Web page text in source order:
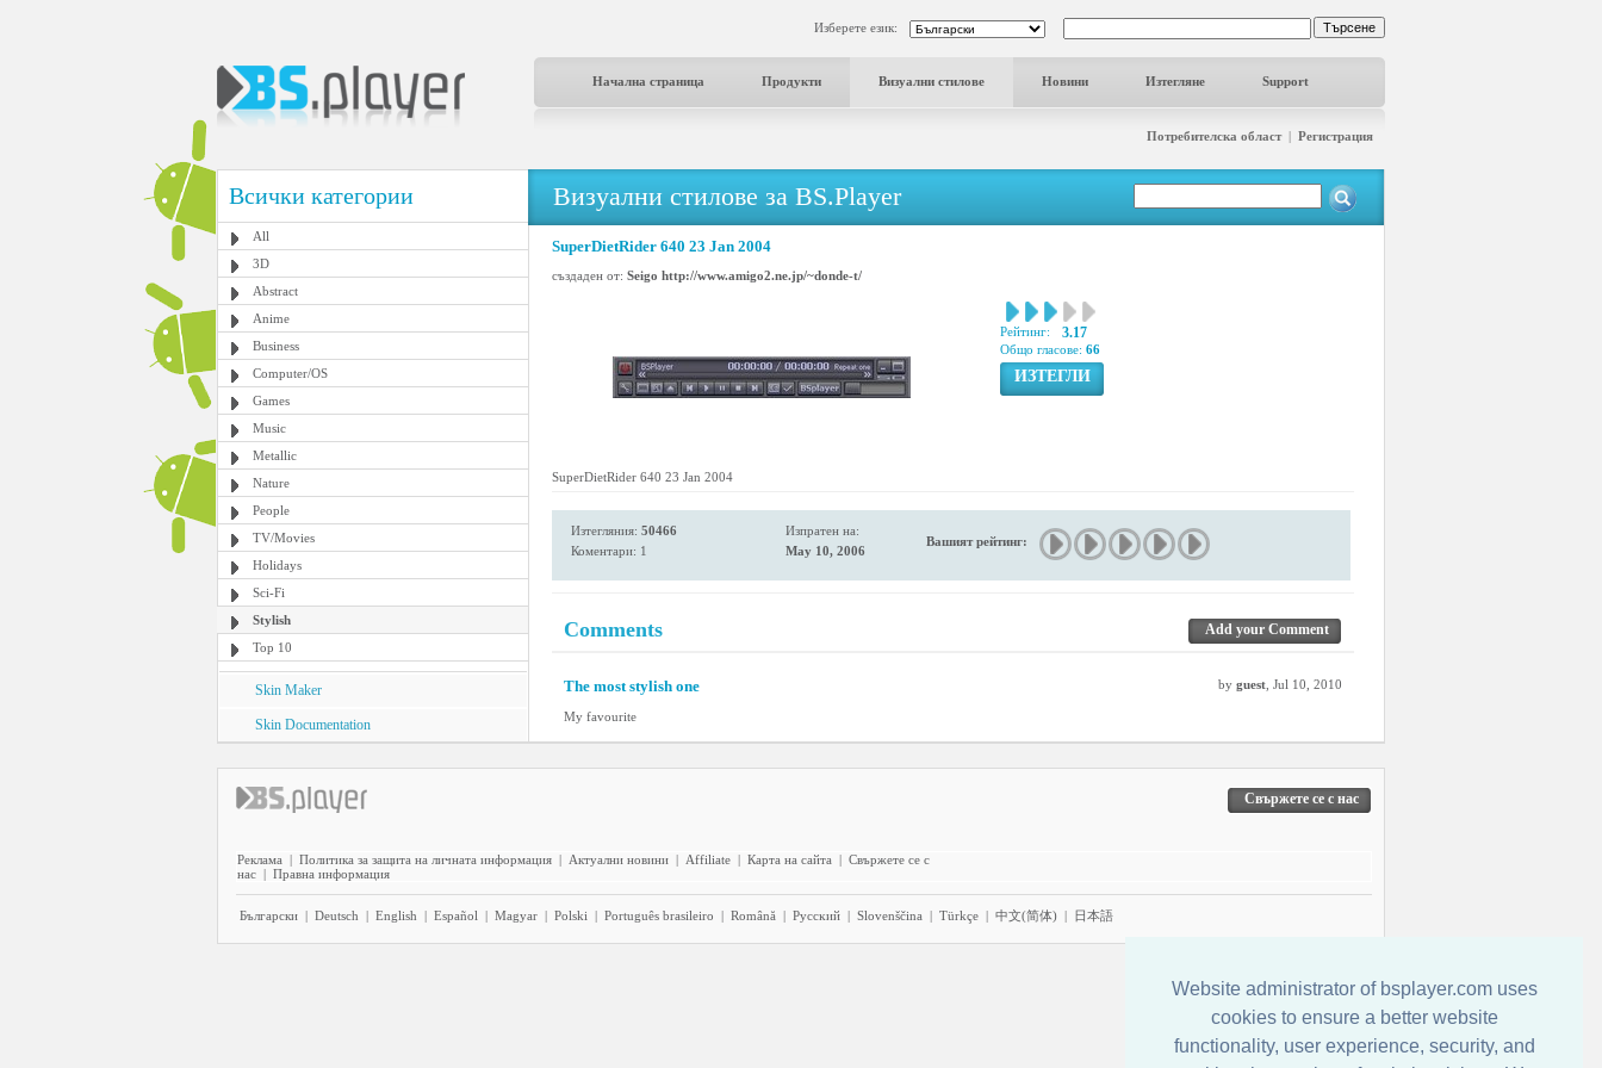
Website administrator of bsplayer.com uses
cookies to ensure a better website
functionality, user experience, security, and
Изберете език:
Начална страница Продукти Визуални стилове Новини Изтегляне Support
Потребителска област| Регистрация
Всички категории
All
3D
Abstract
Anime
Business
Computer/OS
Games
Music
Metallic
Nature
People
TV/Movies
Holidays
Sci-Fi
Stylish
Top 10
Skin Maker
Skin Documentation
Визуални стилове за BS.Player
SuperDietRider 640 23 Jan 2004
създаден от: Seigo http://www.amigo2.ne.jp/~donde-t/
Рейтинг: 3.17
Общо гласове: 66
ИЗТЕГЛИ
SuperDietRider 640 23 Jan 2004
Изтегляния: 50466
Коментари: 1
Изпратен на:
May 10, 2006
Вашият рейтинг:
Comments Add your Comment
The most stylish one by guest , Jul 10, 2010
My favourite
Свържете се с нас
Реклама | Политика за защита на личната информация | Актуални новини | Affiliate | Карта на сайта | Свържете се с
нас | Правна информация
Български | Deutsch | English | Español | Magyar | Polski | Português brasileiro | Română | Pyccĸий | Slovenščina | Türkçe | 中文(简体) | 日本語